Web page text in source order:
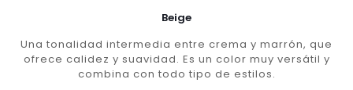
Beige
Una tonalidad intermedia entre crema y marrón, que
ofrece calidez y suavidad. Es un color muy versátil y
combina con todo tipo de estilos.